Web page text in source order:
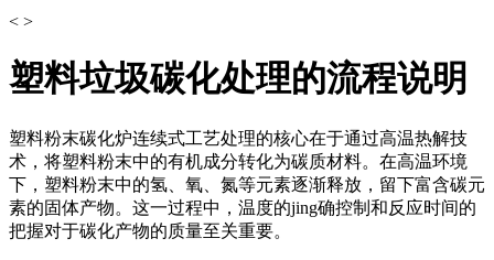
< >
塑料垃圾碳化处理的流程说明
塑料粉末碳化炉连续式工艺处理的核心在于通过高温热解技
术，将塑料粉末中的有机成分转化为碳质材料。在高温环境
下，塑料粉末中的氢、氧、氮等元素逐渐释放，留下富含碳元
素的固体产物。这一过程中，温度的jing确控制和反应时间的
把握对于碳化产物的质量至关重要。